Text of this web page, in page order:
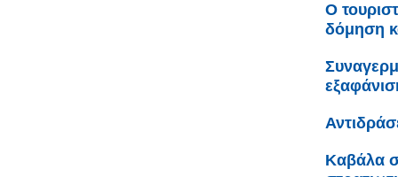
Ο
δόμηση
Καβάλα